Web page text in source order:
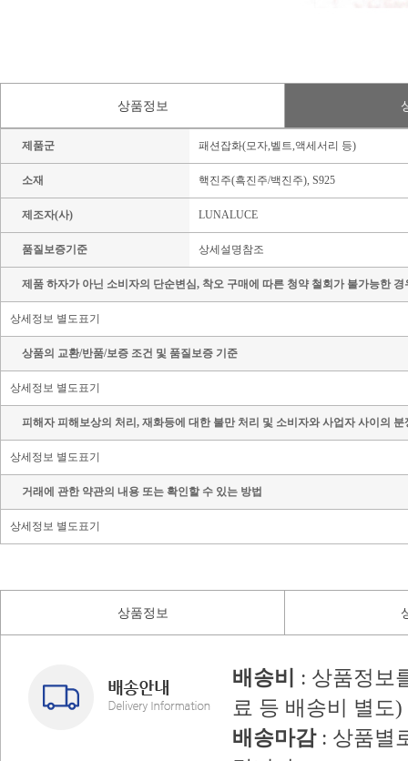
상품정보
제품군 패션잡화(모자,벨트,액세서리 등)
소재 핵진주(흑진주/백진주), S925
제조자(사) LUNALUCE
품질보증기준 상세설명참조
제품 하자가 아닌 소비자의 단순변심, 착오 구매에 따른 청약 철회가 불가능한
상세정보 별도표기
상품의 교환/반품/보증 조건 및 품질보증 기준
상세정보 별도표기
피해자 피해보상의 처리, 재화등에 대한 불만 처리 및 소비자와 사업자 사이의
상세정보 별도표기
거래에 관한 약관의 내용 또는 확인할 수 있는 방법
상세정보 별도표기
상품정보
배송비
: 상품정보
료 등 배송비 별도)
배송마감: 상품별